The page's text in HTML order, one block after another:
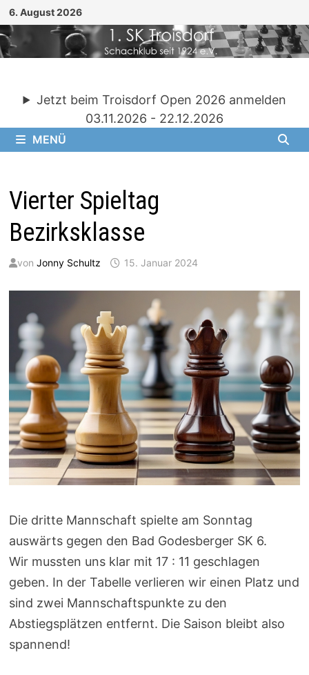
Zum
Inhalt
springen
6. August 2026
Jetzt beim Troisdorf Open 2026 anmelden
03.11.2026 - 22.12.2026
MENÜ
Vierter Spieltag
Bezirksklasse
von Jonny Schultz 15. Januar 2024
Die dritte Mannschaft spielte am Sonntag
auswärts gegen den Bad Godesberger SK 6.
Wir mussten uns klar mit 17 : 11 geschlagen
geben. In der Tabelle verlieren wir einen Platz und
sind zwei Mannschaftspunkte zu den
Abstiegsplätzen entfernt. Die Saison bleibt also
spannend!